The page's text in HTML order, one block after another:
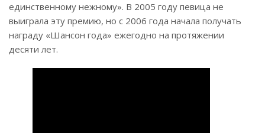
единственному нежному». В 2005 году певица не
выиграла эту премию, но с 2006 года начала получать
награду «Шансон года» ежегодно на протяжении
десяти лет.